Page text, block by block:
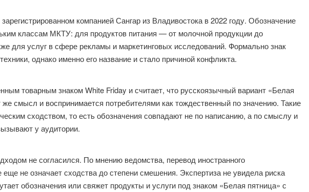
компанией Сангар из Владивостока в 2022 году. Обозначение
классам МКТУ: для продуктов питания — от молочной продукции до
для услуг в сфере рекламы и маркетинговых исследований. Формально знак
однако именно его название и стало причиной конфликта.
товарным знаком White Friday и считает, что русскоязычный вариант «Белая
же смысл и воспринимается потребителями как тождественный по значению. Такие
сходством, то есть обозначения совпадают не по написанию, а по смыслу и
у аудитории.
не согласился. По мнению ведомства, перевод иностранного
не означает сходства до степени смешения. Экспертиза не увидела риска
обозначения или свяжет продукты и услуги под знаком «Белая пятница» с